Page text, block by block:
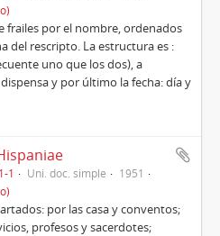
frailes por el nombre, ordenados
del rescripto. La estructura es :
uno que los dos), a
y por último la fecha: día y
1 Uni. doc. simple
1951
por las casa y conventos;
profesos y sacerdotes;